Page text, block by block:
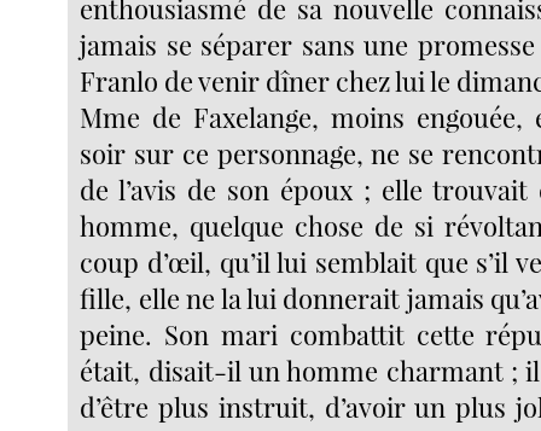
enthousiasmé de sa nouvelle
jamais se séparer sans une
Franlo de venir dîner chez lui le
Mme de Faxelange, moins
soir sur ce personnage, ne se
de l’avis de son époux ; elle
homme, quelque chose de si
coup d’œil, qu’il lui semblait que s’il
fille, elle ne la lui donnerait jamais
peine. Son mari combattit cette
était, disait-il un homme charmant ;
d’être plus instruit, d’avoir un plus